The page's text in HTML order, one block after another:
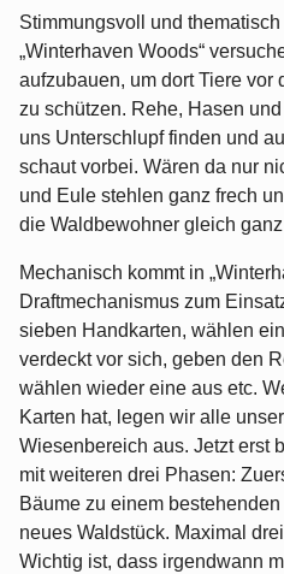
Stimmungsvoll und
„Winterhaven Woods“
aufzubauen, um dort Tiere vor
zu schützen. Rehe, Hasen
uns Unterschlupf finden und
schaut vorbei. Wären da nur
und Eule stehlen ganz frech
die Waldbewohner gleich
Mechanisch kommt in
Draftmechanismus zum
sieben Handkarten, wählen
verdeckt vor sich, geben den
wählen wieder eine aus etc.
Karten hat, legen wir alle
Wiesenbereich aus. Jetzt erst
mit weiteren drei Phasen:
Bäume zu einem
neues Waldstück. Maximal
Wichtig ist, dass irgendwann